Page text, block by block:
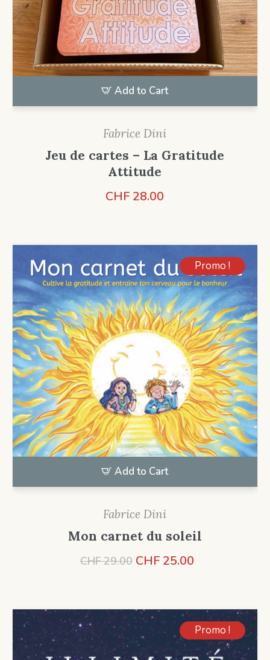
Add to Cart
Fabrice Dini
Jeu de cartes – La Gratitude
Attitude
CHF 28.00
Add to Cart
Promo !
Fabrice Dini
Mon carnet du soleil
CHF 29.00 Le
était :
CHF 29.00.
CHF 25.00Le
est :
CHF 25.00.
Promo !